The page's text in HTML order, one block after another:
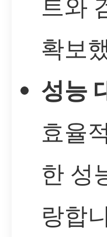
확보
성능
효율
한 성
랑합